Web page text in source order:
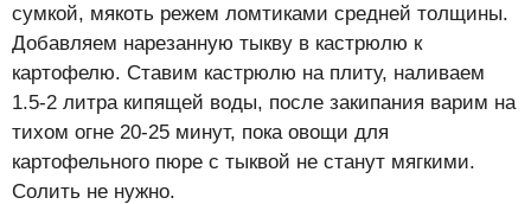
сумкой, мякоть режем ломтиками средней толщины.
Добавляем нарезанную тыкву в кастрюлю к
картофелю. Ставим кастрюлю на плиту, наливаем
1.5-2 литра кипящей воды, после закипания варим на
тихом огне 20-25 минут, пока овощи для
картофельного пюре с тыквой не станут мягкими.
Солить не нужно.